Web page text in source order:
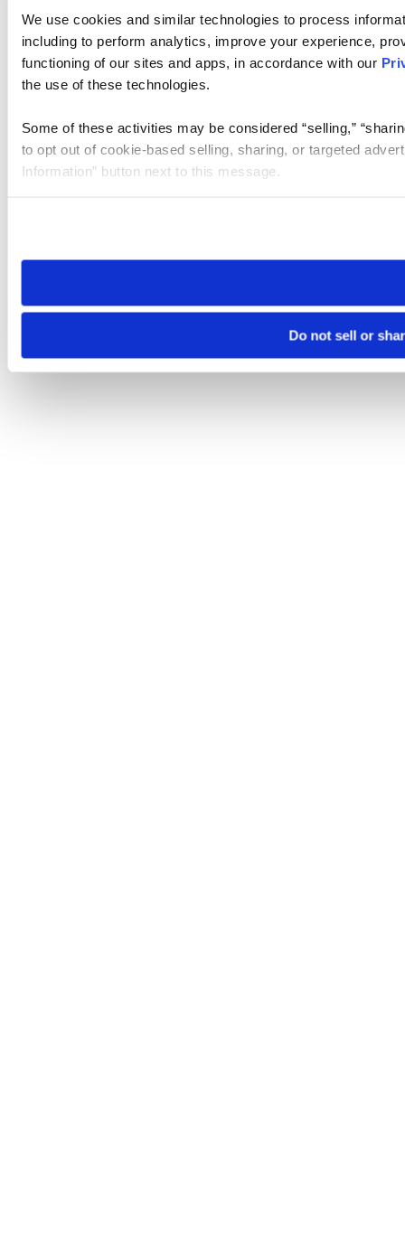
We use cookies and similar technologies to process
including to perform analytics, improve your experience,
functioning of our sites and apps, in accordance with our
the use of these technologies.
Some of these activities may be considered “selling,”
to opt out of cookie-based selling, sharing, or targeted
Information” button next to this message.
need to be set again.
Do not sell or